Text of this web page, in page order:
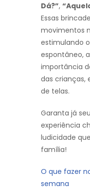
Dá?”,
Essas
movimentos
estimulando
espontâneo,
importância
das crianças,
de telas.
Garanta já
experiência
ludicidade
família!
O que fazer
semana